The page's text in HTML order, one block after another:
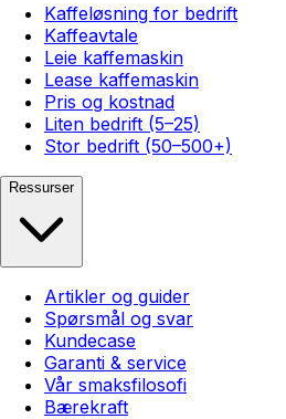
Kaffeløsning for bedrift
Kaffeavtale
Leie kaffemaskin
Lease kaffemaskin
Pris og kostnad
Liten bedrift (5–25)
Stor bedrift (50–500+)
Ressurser
Artikler og guider
Spørsmål og svar
Kundecase
Garanti & service
Vår smaksfilosofi
Bærekraft